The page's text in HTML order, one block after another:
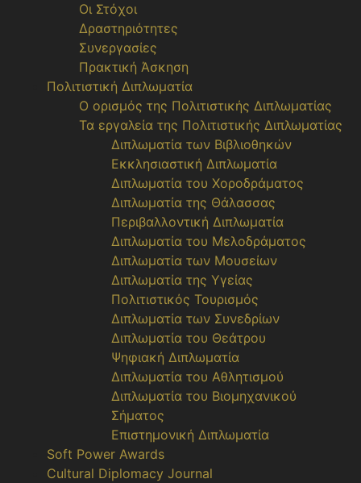
Οι Στόχοι
Δραστηριότητες
Συνεργασίες
Πρακτική Άσκηση
Πολιτιστική Διπλωματία
Ο ορισμός της Πολιτιστικής Διπλωματίας
Τα εργαλεία της Πολιτιστικής Διπλωματίας
Διπλωματία των Βιβλιοθηκών
Εκκλησιαστική Διπλωματία
Διπλωματία του Χοροδράματος
Διπλωματία της Θάλασσας
Περιβαλλοντική Διπλωματία
Διπλωματία του Μελοδράματος
Διπλωματία των Μουσείων
Διπλωματία της Υγείας
Πολιτιστικός Τουρισμός
Διπλωματία των Συνεδρίων
Διπλωματία του Θεάτρου
Ψηφιακή Διπλωματία
Διπλωματία του Αθλητισμού
Διπλωματία του Βιομηχανικού
Σήματος
Επιστημονική Διπλωματία
Soft Power Awards
Cultural Diplomacy Journal